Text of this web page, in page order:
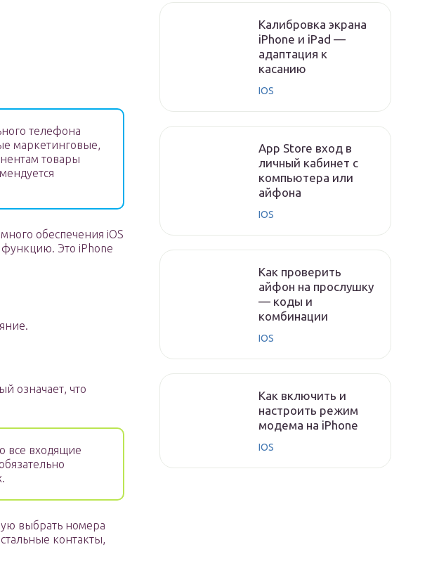
телефона
маркетинговые,
товары
обеспечения iOS
Это iPhone
означает, что
все входящие
выбрать номера
контакты,
Калибровка экрана
iPhone и iPad —
адаптация к
касанию
IOS
App Store вход в
личный кабинет с
компьютера или
айфона
IOS
Как проверить
айфон на прослушку
— коды и
комбинации
IOS
Как включить и
настроить режим
модема на iPhone
IOS